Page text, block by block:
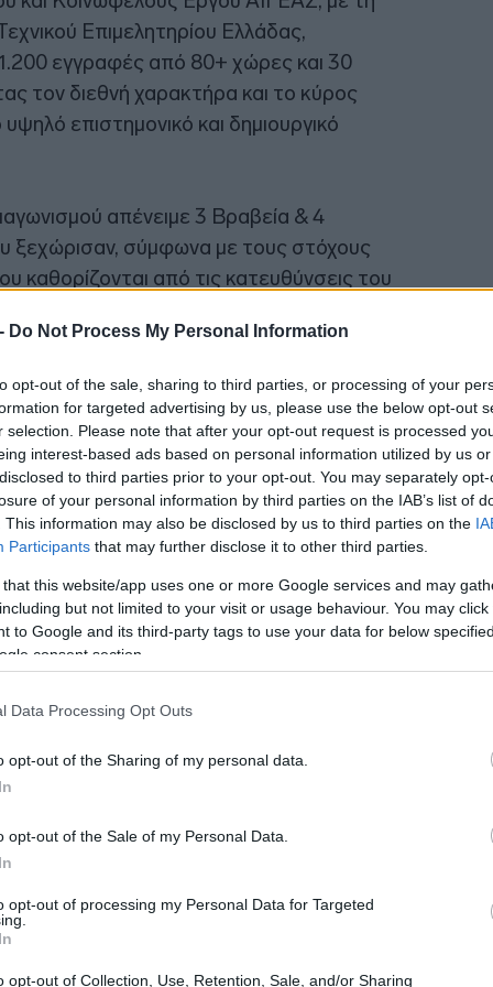
Do Not Process My Personal Information
opt-out of the sale, sharing to third parties, or processing of your
for targeted advertising by us, please use the below opt-out
selection. Please note that after your opt-out request is processed
interest-based ads based on personal information utilized by us
to third parties prior to your opt-out. You may separately
of your personal information by third parties on the IAB’s list of
This information may also be disclosed by us to third parties on the
Participants that may further disclose it to other third parties.
that this website/app uses one or more Google services and may
but not limited to your visit or usage behaviour. You may
to Google and its third-party tags to use your data for below
consent section.
Data Processing Opt Outs
opt-out of the Sharing of my personal data.
opt-out of the Sale of my Personal Data.
opt-out of processing my Personal Data for Targeted
opt-out of Collection, Use, Retention, Sale, and/or Sharing
Επιμελητηρίου Ελλάδας,
εγγραφές από 80+ χώρες και 30
τον διεθνή χαρακτήρα και το κύρος
επιστημονικό και δημιουργικό
απένειμε 3 Βραβεία & 4
ξεχώρισαν, σύμφωνα με τους στόχους
καθορίζονται από τις κατευθύνσεις του
Based Solutions (NBS) και το New
προστασίας της βιοποικιλότητας, με
η κα Αναστασία Φιλιππαίου,
χαιρετισμοί, ομιλίες και
3 συνέβαλε καθοριστικά στην
της Γυάρου»
11:05
11:03
10:40